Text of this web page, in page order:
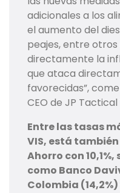
adicionales a los
el aumento del
peajes, entre
directamente la
que ataca
favorecidas”,
CEO de JP
Entre las tasas
VIS, está
Ahorro con
como Banco
Colombia